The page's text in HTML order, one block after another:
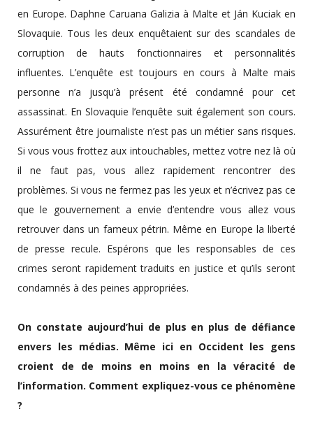
en Europe. Daphne Caruana Galizia à Malte et Ján Kuciak en
Slovaquie. Tous les deux enquêtaient sur des scandales de
corruption de hauts fonctionnaires et personnalités
influentes. L’enquête est toujours en cours à Malte mais
personne n’a jusqu’à présent été condamné pour cet
assassinat. En Slovaquie l’enquête suit également son cours.
Assurément être journaliste n’est pas un métier sans risques.
Si vous vous frottez aux intouchables, mettez votre nez là où
il ne faut pas, vous allez rapidement rencontrer des
problèmes. Si vous ne fermez pas les yeux et n’écrivez pas ce
que le gouvernement a envie d’entendre vous allez vous
retrouver dans un fameux pétrin. Même en Europe la liberté
de presse recule. Espérons que les responsables de ces
crimes seront rapidement traduits en justice et qu’ils seront
condamnés à des peines appropriées.
On constate aujourd’hui de plus en plus de défiance
envers les médias. Même ici en Occident les gens
croient de de moins en moins en la véracité de
l’information. Comment expliquez-vous ce phénomène
?